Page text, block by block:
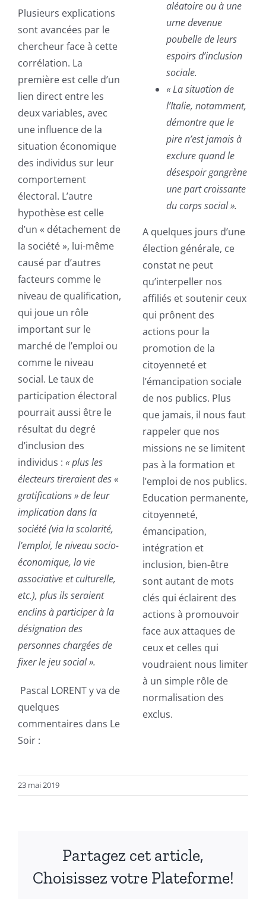
Plusieurs explications
sont avancées par le
chercheur face à cette
corrélation. La
première est celle d’un
lien direct entre les
deux variables, avec
une influence de la
situation économique
des individus sur leur
comportement
électoral. L’autre
hypothèse est celle
d’un « détachement de
la société », lui-même
causé par d’autres
facteurs comme le
niveau de qualification,
qui joue un rôle
important sur le
marché de l’emploi ou
comme le niveau
social. Le taux de
participation électoral
pourrait aussi être le
résultat du degré
d’inclusion des
individus : « plus les
électeurs tireraient des «
gratifications » de leur
implication dans la
société (via la scolarité,
l’emploi, le niveau socio-
économique, la vie
associative et culturelle,
etc.), plus ils seraient
enclins à participer à la
désignation des
personnes chargées de
fixer le jeu social ».
Pascal LORENT y va de
quelques
commentaires dans Le
Soir :
aléatoire ou à une
urne devenue
poubelle de leurs
espoirs d’inclusion
sociale.
« La situation de
l’Italie, notamment,
démontre que le
pire n’est jamais à
exclure quand le
désespoir gangrène
une part croissante
du corps social ».
A quelques jours d’une
élection générale, ce
constat ne peut
qu’interpeller nos
affiliés et soutenir ceux
qui prônent des
actions pour la
promotion de la
citoyenneté et
l’émancipation sociale
de nos publics. Plus
que jamais, il nous faut
rappeler que nos
missions ne se limitent
pas à la formation et
l’emploi de nos publics.
Education permanente,
citoyenneté,
émancipation,
intégration et
inclusion, bien-être
sont autant de mots
clés qui éclairent des
actions à promouvoir
face aux attaques de
ceux et celles qui
voudraient nous limiter
à un simple rôle de
normalisation des
exclus.
23 mai 2019
Partagez cet article,
Choisissez votre Plateforme!